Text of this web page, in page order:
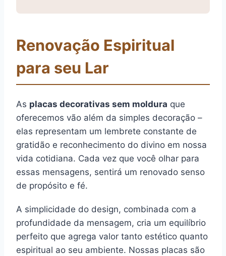
Renovação Espiritual
para seu Lar
As placas decorativas sem moldura que
oferecemos vão além da simples decoração –
elas representam um lembrete constante de
gratidão e reconhecimento do divino em nossa
vida cotidiana. Cada vez que você olhar para
essas mensagens, sentirá um renovado senso
de propósito e fé.
A simplicidade do design, combinada com a
profundidade da mensagem, cria um equilíbrio
perfeito que agrega valor tanto estético quanto
espiritual ao seu ambiente. Nossas placas são